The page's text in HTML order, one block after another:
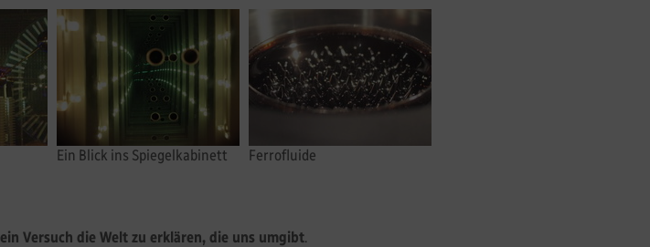
Ein Blick ins Spiegelkabinett Ferrofluide
ein Versuch die Welt zu erklären, die uns umgibt.